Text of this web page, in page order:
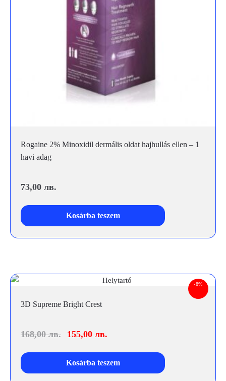
Rogaine 2% Minoxidil dermális oldat hajhullás ellen – 1
havi adag
73,00 лв.
Kosárba teszem
-8%
3D Supreme Bright Crest
168,00лв. 155,00 лв.
Kosárba teszem